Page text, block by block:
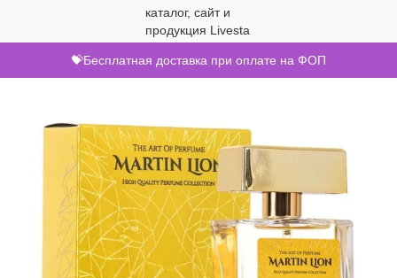
💝Бесплатная доставка при оплате на ФОП